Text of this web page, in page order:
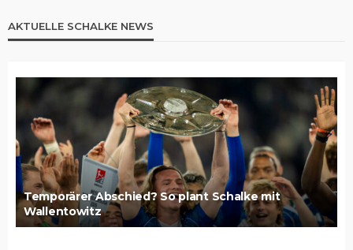
AKTUELLE SCHALKE NEWS
Temporärer Abschied? So plant Schalke mit
Wallentowitz